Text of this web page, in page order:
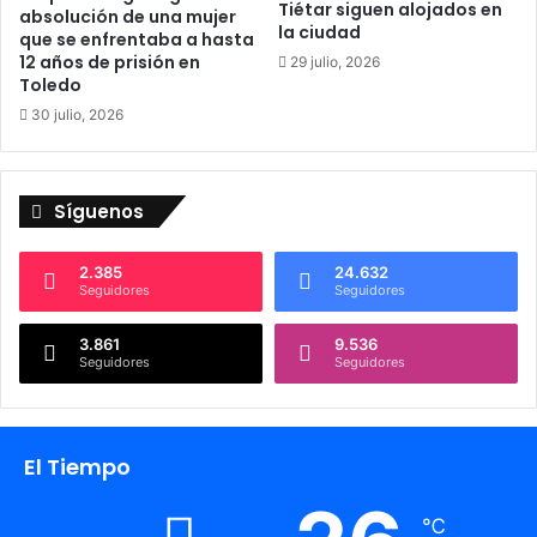
u
e
p
o
d
í
a
d
n
d
e
a
B
E
l
r
absolución de una mujer
que se enfrentaba a hasta
12 años de prisión en
Toledo
30 julio, 2026
Tiétar siguen alojados en
la ciudad
29 julio, 2026
Síguenos
2.385
Seguidores
24.632
Seguidores
3.861
Seguidores
9.536
Seguidores
El Tiempo
℃